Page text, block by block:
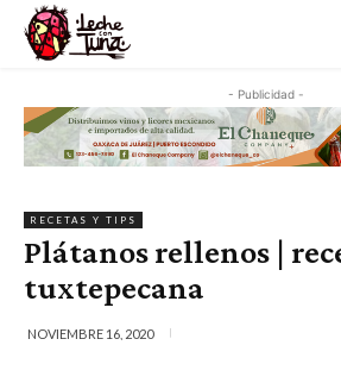
- Publicidad -
RECETAS Y TIPS
Plátanos rellenos |
tuxtepecana
NOVIEMBRE 16, 2020